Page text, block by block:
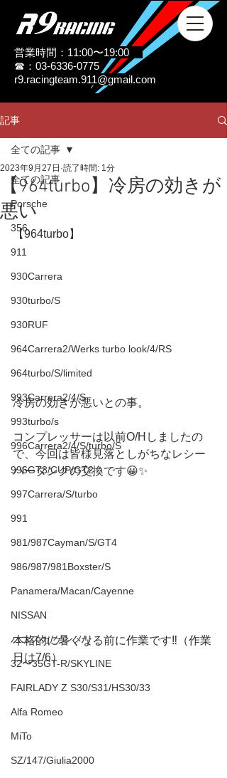
営業時間：11:00〜19:00
☎：03-6336-0775
r9.racingteam.911@gmail.com
記事
全ての記事
Porsche
356
911
930Carrera
930turbo/S
930RUF
964Carrera2/Werks turbo look/4/RS
964turbo/S/limited
993Carrera2/4/S
993turbo/s
996Carrera2/4/S/turbo/S
996GT3/CUP/GT2
997Carrera/S/turbo
991
981/987Cayman/S/GT4
986/987/981Boxster/S
Panamera/Macan/Cayenne
NISSAN
ハコスカ/ケンメリ
32〜35GT-R/SKYLINE
FAIRLADY Z S30/S31/HS30/33
Alfa Romeo
MiTo
SZ/147/Giulia2000
全ての記事
【964turbo】冷房の効きが
悪い
2023年9月27日 読了時間: 1分
【964turbo】
冷房の効きが悪いとの事。
コンプレッサーは以前O/Hしましたの
で、今回は皆様見落としがちなレシー
バータンクの交換です😀✨
本格的に暑くなる前に作業です‼️（作業
日は7/6）